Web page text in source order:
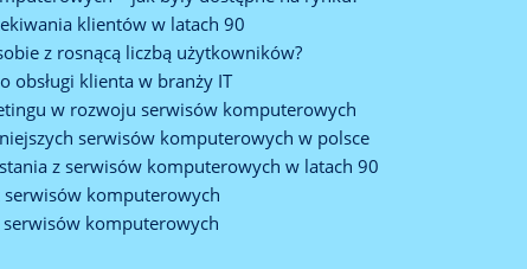
klientów w latach 90
z rosnącą liczbą użytkowników?
obsługi klienta w branży IT
w rozwoju serwisów komputerowych
serwisów komputerowych w polsce
z serwisów komputerowych w latach 90
serwisów komputerowych
komputerowych